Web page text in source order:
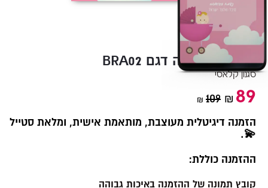
BRA02 הזמנה לבריתה דגם
סגנון קלאסי
₪ 89
109
₪
הזמנה דיגיטלית מעוצבת, מותאמת אישית, ומלאת סטייל
💫.
ההזמנה כוללת:
קובץ תמונה של ההזמנה באיכות גבוהה